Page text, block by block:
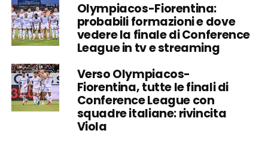
Olympiacos-Fiorentina:
probabili formazioni e dove
vedere la finale di Conference
League in tv e streaming
Verso Olympiacos-
Fiorentina, tutte le finali di
Conference League con
squadre italiane: rivincita
Viola